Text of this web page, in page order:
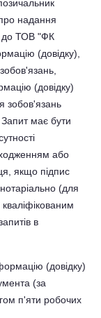
надання
до ТОВ "ФК
(довідку),
(довідку)
зобов'язань
має бути
або
якщо підпис
(для
в
(довідку)
(за
п'яти робочих